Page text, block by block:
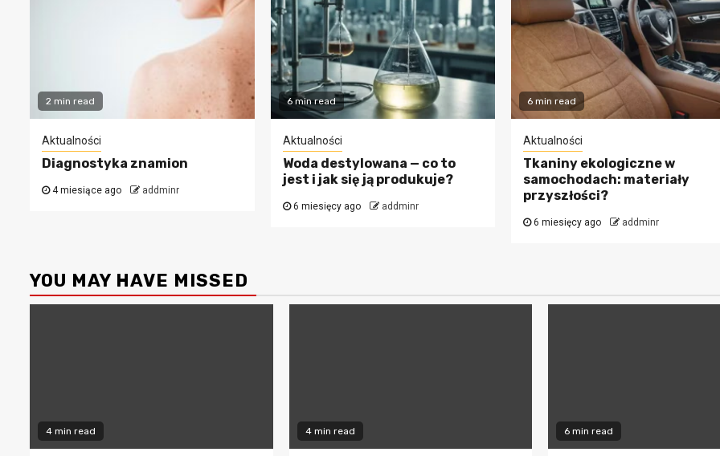
2 min read
Aktualności
Diagnostyka znamion
4 miesiące ago addminr
6 min read
Aktualności
Woda destylowana — co to
jest i jak się ją produkuje?
6 miesięcy ago addminr
6 min read
Aktualności
Tkaniny ekologiczne w
samochodach: materiały
przyszłości?
6 miesięcy ago addminr
YOU MAY HAVE MISSED
4 min read 4 min read 6 min read